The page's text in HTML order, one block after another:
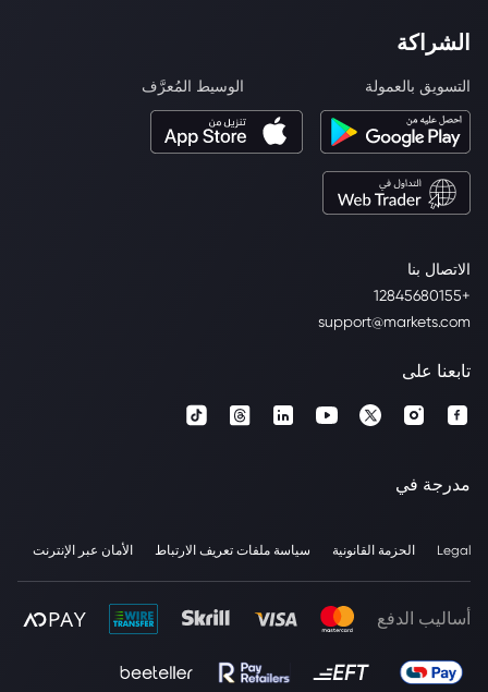
الاتصال بنا
+12845680155
support@markets.com
الشراكة
التسويق بالعمولة الوسيط المُعرَّف
تابعنا على
مدرجة في
Legal الحزمة القانونية سياسة ملفات تعريف الارتباط الأمان عبر الإنترنت
أساليب الدفع